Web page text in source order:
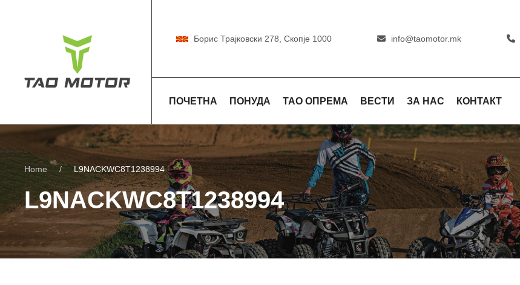
Борис Трајковски 278, Скопје 1000 info@taomotor.mk
ПОЧЕТНА ПОНУДА ТАО ОПРЕМА ВЕСТИ ЗА НАС КОНТАКТ
Home L9NACKWC8T1238994
L9NACKWC8T1238994